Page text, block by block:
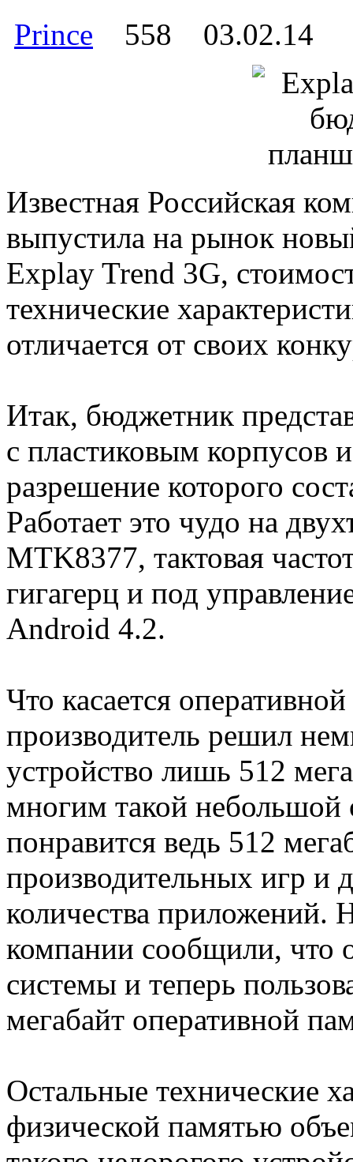
Prince 558 03.02.14
Известная Российская
выпустила на рынок
Explay Trend 3G,
технические
отличается от своих
Итак, бюджетник
с пластиковым
разрешение которого
Работает это чудо на
MTK8377, тактовая
гигагерц и под
Android 4.2.
Что касается
производитель решил
устройство лишь 512
многим такой небольшой
понравится ведь 512
производительных игр и
количества приложений.
компании сообщили, что
системы и теперь
мегабайт оперативной
Остальные технические
физической памятью